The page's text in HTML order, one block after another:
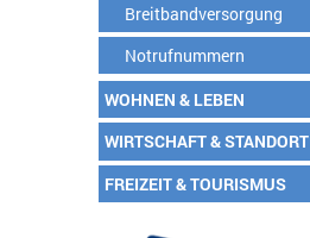
Breitbandversorgung
Notrufnummern
WOHNEN & LEBEN
WIRTSCHAFT & STANDORT
FREIZEIT & TOURISMUS